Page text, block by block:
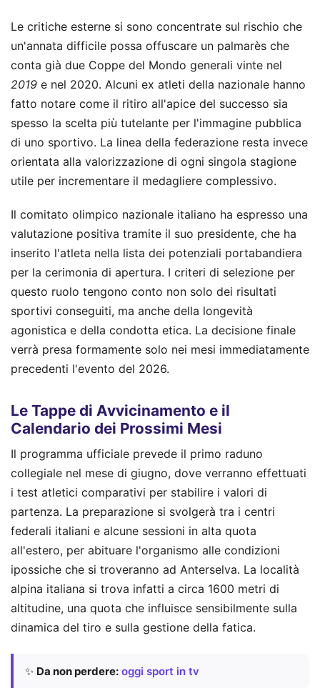
Le critiche esterne si sono concentrate sul rischio che
un'annata difficile possa offuscare un palmarès che
conta già due Coppe del Mondo generali vinte nel
2019 e nel 2020. Alcuni ex atleti della nazionale hanno
fatto notare come il ritiro all'apice del successo sia
spesso la scelta più tutelante per l'immagine pubblica
di uno sportivo. La linea della federazione resta invece
orientata alla valorizzazione di ogni singola stagione
utile per incrementare il medagliere complessivo.
Il comitato olimpico nazionale italiano ha espresso una
valutazione positiva tramite il suo presidente, che ha
inserito l'atleta nella lista dei potenziali portabandiera
per la cerimonia di apertura. I criteri di selezione per
questo ruolo tengono conto non solo dei risultati
sportivi conseguiti, ma anche della longevità
agonistica e della condotta etica. La decisione finale
verrà presa formamente solo nei mesi immediatamente
precedenti l'evento del 2026.
Le Tappe di Avvicinamento e il
Calendario dei Prossimi Mesi
Il programma ufficiale prevede il primo raduno
collegiale nel mese di giugno, dove verranno effettuati
i test atletici comparativi per stabilire i valori di
partenza. La preparazione si svolgerà tra i centri
federali italiani e alcune sessioni in alta quota
all'estero, per abituare l'organismo alle condizioni
ipossiche che si troveranno ad Anterselva. La località
alpina italiana si trova infatti a circa 1600 metri di
altitudine, una quota che influisce sensibilmente sulla
dinamica del tiro e sulla gestione della fatica.
✨ Da non perdere: oggi sport in tv